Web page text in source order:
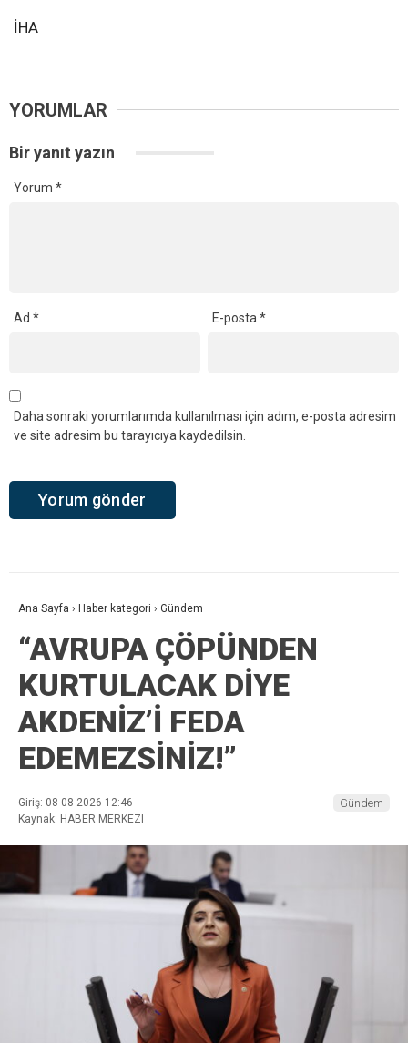
İHA
YORUMLAR
Bir yanıt yazın
Yorum *
Ad * E-posta*
Daha sonraki yorumlarımda kullanılması için adım, e-posta adresim
ve site adresim bu tarayıcıya kaydedilsin.
Ana Sayfa › Haber kategori › Gündem
“AVRUPA ÇÖPÜNDEN
KURTULACAK DİYE
AKDENİZ’İ FEDA
EDEMEZSİNİZ!”
Giriş: 08-08-2026 12:46
Kaynak: HABER MERKEZI
Gündem